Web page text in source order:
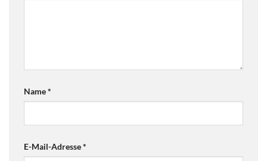
Name*
E-Mail-Adresse*